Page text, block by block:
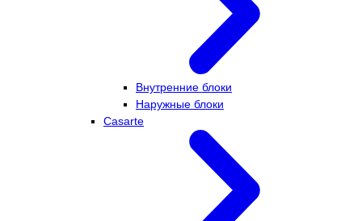
Внутренние блоки
Наружные блоки
Casarte